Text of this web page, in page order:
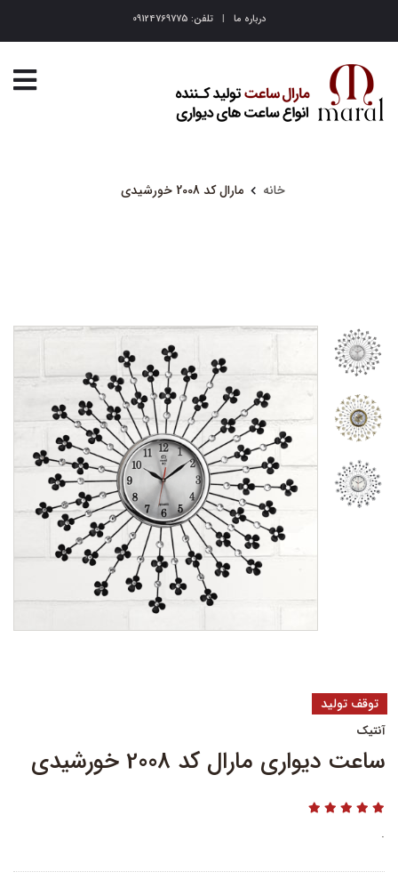
درباره ما تلفن: 09124769775
خانه مارال کد 2008 خورشیدی
توقف تولید
آنتیک
ساعت دیواری مارال کد 2008 خورشیدی
.